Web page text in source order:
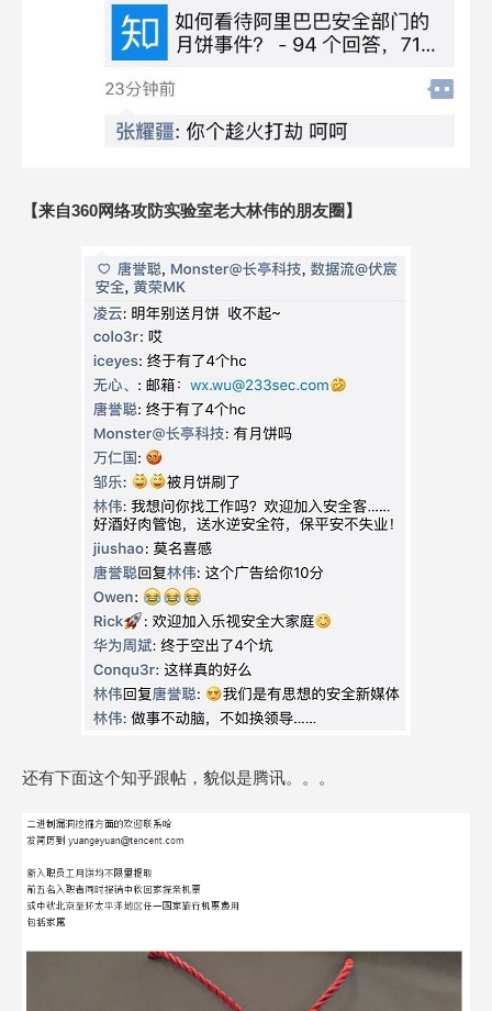
【来自360网络攻防实验室老大林伟的朋友圈】
还有下面这个知乎跟帖，貌似是腾讯。。。